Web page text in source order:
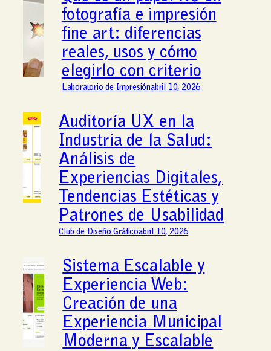
fotografía e impresión
fine art: diferencias
reales, usos y cómo
elegirlo con criterio
Laboratorio de Impresiónabril 10, 2026
Auditoría UX en la
Industria de la Salud:
Análisis de
Experiencias Digitales,
Tendencias Estéticas y
Patrones de Usabilidad
Club de Diseño Gráficoabril 10, 2026
Sistema Escalable y
Experiencia Web:
Creación de una
Experiencia Municipal
Moderna y Escalable